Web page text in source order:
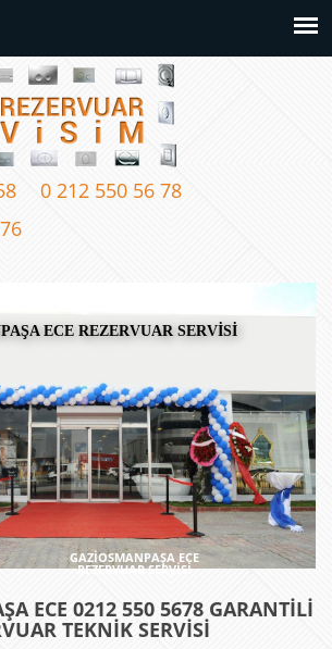
0 212 550 56 78
ECE REZERVUAR SERVİSİ
GAZİOSMANPAŞA ECE
REZERVUAR SERVİSİ
ECE 0212 550 5678 GARANTİLİ
TEKNİK SERVİSİ